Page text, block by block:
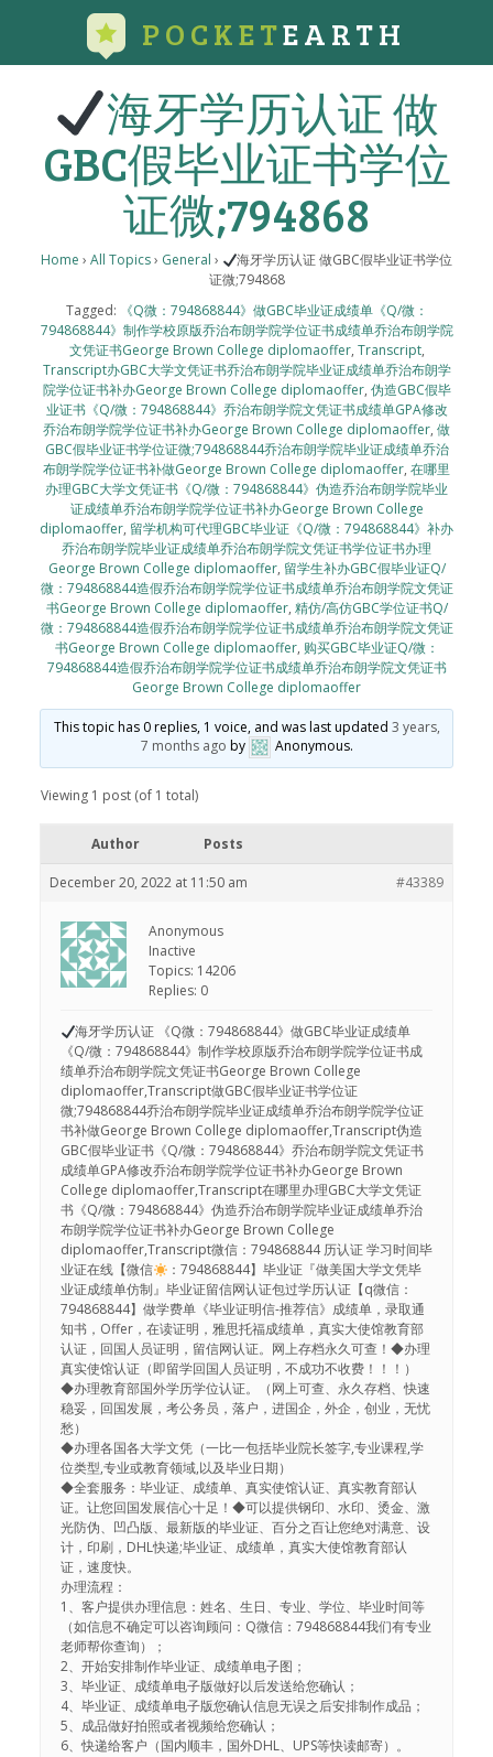
POCKETEARTH
海牙学历认证 做
GBC假毕业证书学位
证微;794868
Home › All Topics› General ›
海牙学历认证 做GBC假毕业证书学位
证微;794868
Tagged:
《Q微：794868844》做GBC毕业证成绩单《Q/微：
794868844》制作学校原版乔治布朗学院学位证书成绩单乔治布朗学院
文凭证书George Brown College diplomaoffer, Transcript,
Transcript办GBC大学文凭证书乔治布朗学院毕业证成绩单乔治布朗学
院学位证书补办George Brown College diplomaoffer, 伪造GBC假毕
业证书《Q/微：794868844》乔治布朗学院文凭证书成绩单GPA修改
乔治布朗学院学位证书补办George Brown College diplomaoffer, 做
GBC假毕业证书学位证微;794868844乔治布朗学院毕业证成绩单乔治
布朗学院学位证书补做George Brown College diplomaoffer, 在哪里
办理GBC大学文凭证书《Q/微：794868844》伪造乔治布朗学院毕业
证成绩单乔治布朗学院学位证书补办George Brown College
diplomaoffer, 留学机构可代理GBC毕业证《Q/微：794868844》补办
乔治布朗学院毕业证成绩单乔治布朗学院文凭证书学位证书办理
George Brown College diplomaoffer, 留学生补办GBC假毕业证Q/
微：794868844造假乔治布朗学院学位证书成绩单乔治布朗学院文凭证
书George Brown College diplomaoffer, 精仿/高仿GBC学位证书Q/
微：794868844造假乔治布朗学院学位证书成绩单乔治布朗学院文凭证
书George Brown College diplomaoffer, 购买GBC毕业证Q/微：
794868844造假乔治布朗学院学位证书成绩单乔治布朗学院文凭证书
George Brown College diplomaoffer
This topic has 0 replies, 1 voice, and was last updated 3 years,
7 months ago by Anonymous.
Viewing 1 post (of 1 total)
Author Posts
December 20, 2022 at 11:50 am #43389
Anonymous
Inactive
Topics: 14206
Replies: 0
海牙学历认证 《Q微：794868844》做GBC毕业证成绩单
《Q/微：794868844》制作学校原版乔治布朗学院学位证书成
绩单乔治布朗学院文凭证书George Brown College
diplomaoffer,Transcript做GBC假毕业证书学位证
微;794868844乔治布朗学院毕业证成绩单乔治布朗学院学位证
书补做George Brown College diplomaoffer,Transcript伪造
GBC假毕业证书《Q/微：794868844》乔治布朗学院文凭证书
成绩单GPA修改乔治布朗学院学位证书补办George Brown
College diplomaoffer,Transcript在哪里办理GBC大学文凭证
书《Q/微：794868844》伪造乔治布朗学院毕业证成绩单乔治
布朗学院学位证书补办George Brown College
diplomaoffer,Transcript微信：794868844 历认证 学习时间毕
业证在线【微信
：794868844】毕业证『做美国大学文凭毕
业证成绩单仿制』毕业证留信网认证包过学历认证【q微信：
794868844】做学费单《毕业证明信-推荐信》成绩单，录取通
知书，Offer，在读证明，雅思托福成绩单，真实大使馆教育部
认证，回国人员证明，留信网认证。网上存档永久可查！◆办理
真实使馆认证（即留学回国人员证明，不成功不收费！！！）
◆办理教育部国外学历学位认证。（网上可查、永久存档、快速
稳妥，回国发展，考公务员，落户，进国企，外企，创业，无忧
愁）
◆办理各国各大学文凭（一比一包括毕业院长签字,专业课程,学
位类型,专业或教育领域,以及毕业日期）
◆全套服务：毕业证、成绩单、真实使馆认证、真实教育部认
证。让您回国发展信心十足！◆可以提供钢印、水印、烫金、激
光防伪、凹凸版、最新版的毕业证、百分之百让您绝对满意、设
计，印刷，DHL快递;毕业证、成绩单，真实大使馆教育部认
证，速度快。
办理流程：
1、客户提供办理信息：姓名、生日、专业、学位、毕业时间等
（如信息不确定可以咨询顾问：Q微信：794868844我们有专业
老师帮你查询）；
2、开始安排制作毕业证、成绩单电子图；
3、毕业证、成绩单电子版做好以后发送给您确认；
4、毕业证、成绩单电子版您确认信息无误之后安排制作成品；
5、成品做好拍照或者视频给您确认；
6、快递给客户（国内顺丰，国外DHL、UPS等快读邮寄）。